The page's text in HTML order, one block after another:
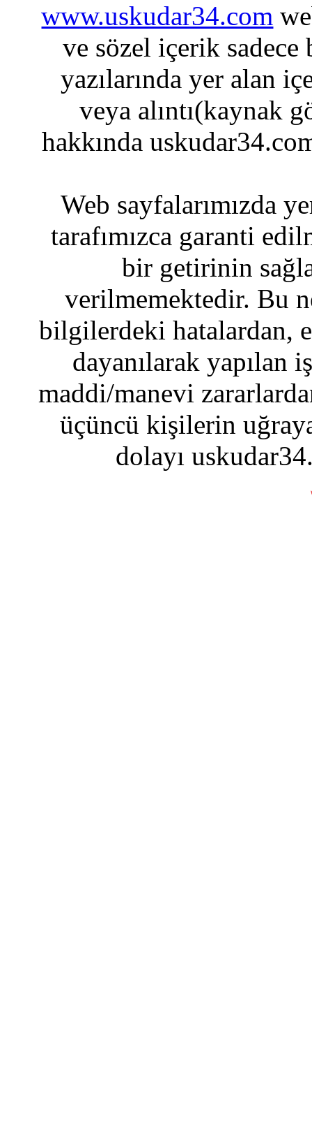
www.uskudar34.com
ve sözel içerik sadece
yazılarında yer alan
veya alıntı(kaynak
hakkında
Web sayfalarımızda
tarafımızca garanti
bir getirinin
verilmemektedir. Bu
bilgilerdeki hatalardan,
dayanılarak yapılan
maddi/manevi
üçüncü kişilerin
dolayı